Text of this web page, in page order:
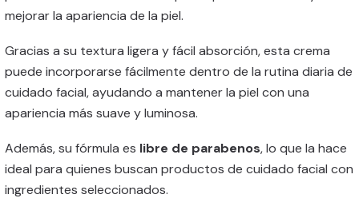
mejorar la apariencia de la piel.
Gracias a su textura ligera y fácil absorción, esta crema
puede incorporarse fácilmente dentro de la rutina diaria de
cuidado facial, ayudando a mantener la piel con una
apariencia más suave y luminosa.
Además, su fórmula es libre de parabenos, lo que la hace
ideal para quienes buscan productos de cuidado facial con
ingredientes seleccionados.